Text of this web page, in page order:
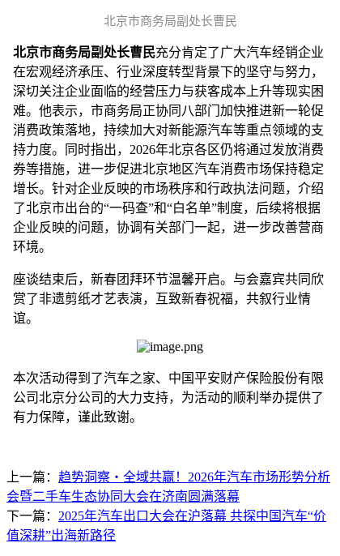
北京市商务局副处长曹民
北京市商务局副处长曹民充分肯定了广大汽车经销企业
在宏观经济承压、行业深度转型背景下的坚守与努力，
深切关注企业面临的经营压力与获客成本上升等现实困
难。他表示，市商务局正协同八部门加快推进新一轮促
消费政策落地，持续加大对新能源汽车等重点领域的支
持力度。同时指出，2026年北京各区仍将通过发放消费
券等措施，进一步促进北京地区汽车消费市场保持稳定
增长。针对企业反映的市场秩序和行政执法问题，介绍
了北京市出台的“一码查”和“白名单”制度，后续将根据
企业反映的问题，协调有关部门一起，进一步改善营商
环境。
座谈结束后，新春团拜环节温馨开启。与会嘉宾共同欣
赏了非遗剪纸才艺表演，互致新春祝福，共叙行业情
谊。
本次活动得到了汽车之家、中国平安财产保险股份有限
公司北京分公司的大力支持，为活动的顺利举办提供了
有力保障，谨此致谢。
上一篇： 趋势洞察・全域共赢！2026年汽车市场形势分析
会暨二手车生态协同大会在济南圆满落幕
下一篇： 2025年汽车出口大会在沪落幕 共探中国汽车“价
值深耕”出海新路径